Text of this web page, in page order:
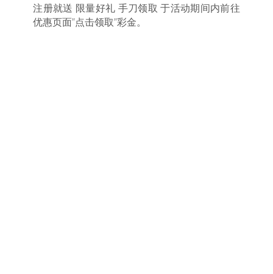
注册就送 限量好礼 手刀领取 于活动期间内前往
优惠页面”点击领取”彩金。